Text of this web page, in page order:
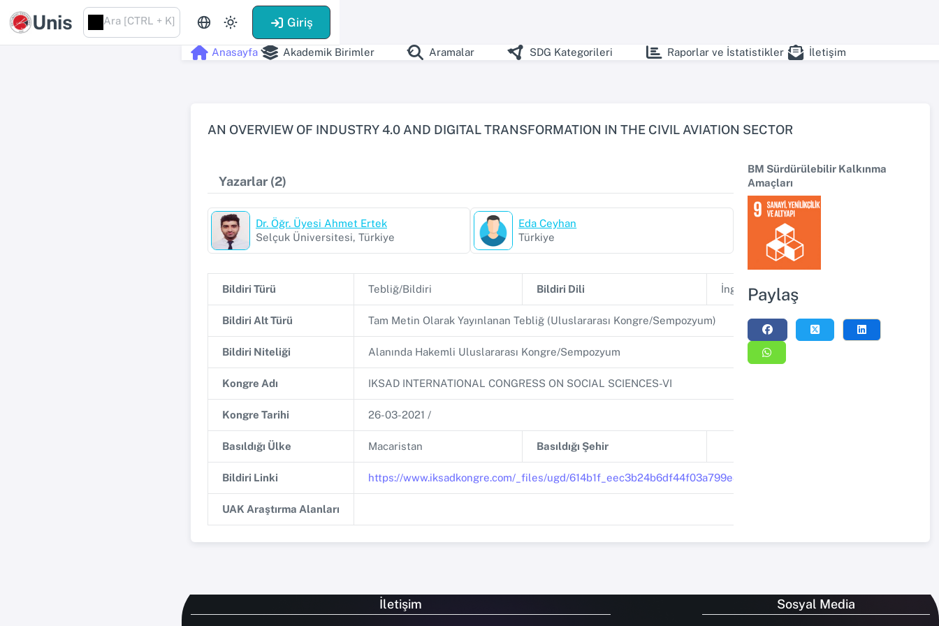
Unis Ara [CTRL + K] Giriş
Anasayfa Akademik Birimler Aramalar SDG Kategorileri Raporlar ve İstatistikler İletişim
AN OVERVIEW OF INDUSTRY 4.0 AND DIGITAL TRANSFORMATION IN THE CIVIL AVIATION SECTOR
Yazarlar (2)
Dr. Öğr. Üyesi Ahmet Ertek
Selçuk Üniversitesi, Türkiye
Eda Ceyhan
Türkiye
Bildiri Türü Tebliğ/Bildiri Bildiri Dili İngilizce
Bildiri Alt Türü Tam Metin Olarak Yayınlanan Tebliğ (Uluslararası Kongre/Sempozyum)
Bildiri Niteliği Alanında Hakemli Uluslararası Kongre/Sempozyum
Kongre Adı IKSAD INTERNATIONAL CONGRESS ON SOCIAL SCIENCES-VI
Kongre Tarihi 26-03-2021 /
Basıldığı Ülke Macaristan Basıldığı Şehir
Bildiri Linki https://www.iksadkongre.com/_files/ugd/614b1f_eec3b24b6df44f03a799e81e08b7eee5.pdf
UAK Araştırma Alanları
BM Sürdürülebilir Kalkınma
Amaçları
Paylaş
İletişim Sosyal Media